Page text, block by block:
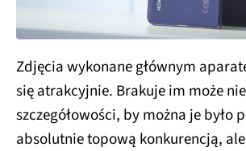
Zdjęcia wykonane głównym
się atrakcyjnie. Brakuje im może
szczegółowości, by można je było
absolutnie topową konkurencją,